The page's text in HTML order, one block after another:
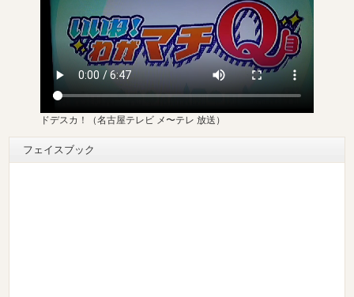
ドデスカ！（名古屋テレビ メ〜テレ 放送）
フェイスブック